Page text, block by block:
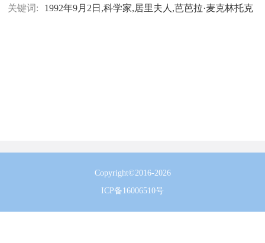
关键词: 1992年9月2日,科学家,居里夫人,芭芭拉·麦克林托克
Copyright©2016-2026
ICP备16006510号